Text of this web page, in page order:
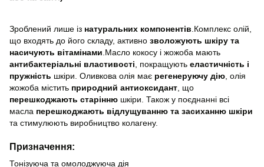
Зроблений лише із натуральних компонентів .Комплекс олій,
що входять до його складу, активно зволожують шкіру та
насичують вітамінами .Масло кокосу і жожоба мають
антибактеріальні властивості , покращують еластичність і
пружність шкіри. Оливкова олія має регенеруючу дію , олія
жожоба містить природний антиоксидант , що
перешкоджають старінню шкіри. Також у поєднанні всі
масла перешкоджають відлущуванню та засиханню шкіри
та стимулюють виробництво колагену.
Призначення:
Тонізуюча та омолоджуюча дія